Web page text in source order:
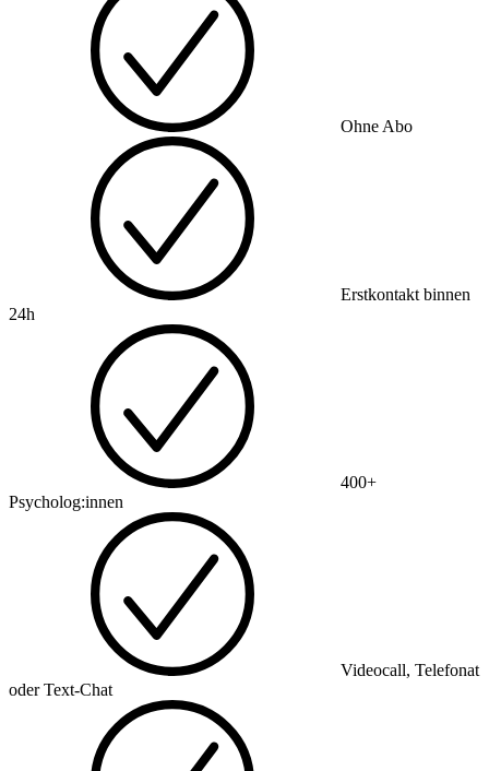
Ohne Abo
Erstkontakt binnen
24h
400+
Psycholog:innen
Videocall, Telefonat
oder Text-Chat